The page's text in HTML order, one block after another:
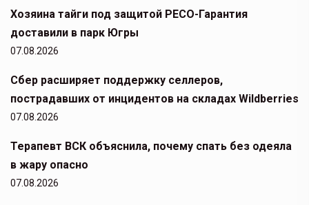
Хозяина тайги под защитой РЕСО-Гарантия
доставили в парк Югры
07.08.2026
Сбер расширяет поддержку селлеров,
пострадавших от инцидентов на складах Wildberries
07.08.2026
Терапевт ВСК объяснила, почему спать без одеяла
в жару опасно
07.08.2026